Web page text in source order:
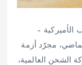
–
في 28 فبراير الماضي، مجرّد أزمة
الشحن العالمية،